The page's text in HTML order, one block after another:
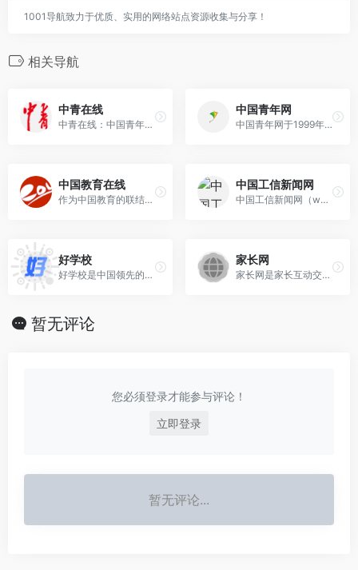
1001导航致力于优质、实用的网络站点资源收集与分享！
相关导航
中青在线
中青在线：中国青年报官网 24小时中青报。宗旨：推动社会进步 服务青年成长。中国青年的主流新闻网。
中国青年网
中国青年网于1999年5月4日正式开通，共青团中央主办的中央重点新闻网站，是国内最大的青年主流网站。中国青年网竭诚服务青年的文化、心理、情感和创业需求，是共青团运用网络文化元素吸引青年的新载体和引导青年的新途径，为团组织通过新媒体融入青年提供有力支撑。
中国教育在线
作为中国教育的联结者和赋能者，中国教育在线致力于成为推动中国教育前行的力量。多年来，中国教育在线专注教育领域，坚持满足各类教育需求，对接国内外2000余所高校、3000余所高中，覆盖全国30余个省市，发布各类权威的招考、就业、辅导等权威的教育信息，专注于为国内外各大高校、科研院所、教育机构提供从招生服务，到信息化应用服务，以及“智库服务”等为主的多元化教育服务。
中国工信新闻网
中国工信新闻网（www.cnii.com.cn）由工业和信息化部主管、工业和信息化部新闻宣传中心（人民邮电报社）主办，是入围国家网信办《互联网新闻信息稿源单位名单》的中央新闻网站，是拥有国务院新闻办授予新闻采编发布权的一类新闻网站。
好学校
好学校是中国领先的在线教育服务提供商，提供覆盖各大城市的资质认证学校、强大智慧的课程和地图搜索、优质课程、真实用户点评、请教师兄、低价赔付和读书保障等教育服务，使学员可以在获取广泛信息的基础上做出更好的求学决定，帮助学员找到好学校。
家长网
家长网是家长互动交流平台，家长教育孩子的方法和资讯分享，改善孩子的家庭教育，培养孩子的学习兴趣，上千名家长在线交流，帮助家长解决孩子教育问题。
暂无评论
您必须登录才能参与评论！
立即登录
暂无评论...